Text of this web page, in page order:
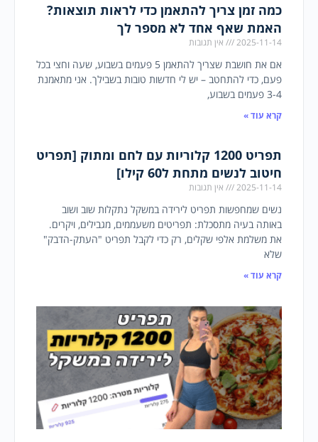
כמה זמן צריך להתאמן כדי לראות תוצאות?
האמת שאף אחד לא מספר לך
2025-11-14 אין תגובות
אם את חושבת שצריך להתאמן 5 פעמים בשבוע, שעה וחצי בכל
פעם, כדי להתחטב – יש לי חדשות טובות בשבילך. אני מתאמנת
3-4 פעמים בשבוע,
קרא עוד »
תפריט 1200 קלוריות עם לחם ומתוק [תפריט
חיטוב לנשים מתחת ל60 קילו]
2025-11-14 אין תגובות
נשים שמחפשות תפריט לירידה במשקל נתקלות שוב ושוב
באותה בעיה מתסכלת: תפריטים משעממים, מגבילים, ויקרים.
את משלמת אלפי שקלים, רק כדי לקבל תפריט "העתק-הדבק"
שלא
קרא עוד »